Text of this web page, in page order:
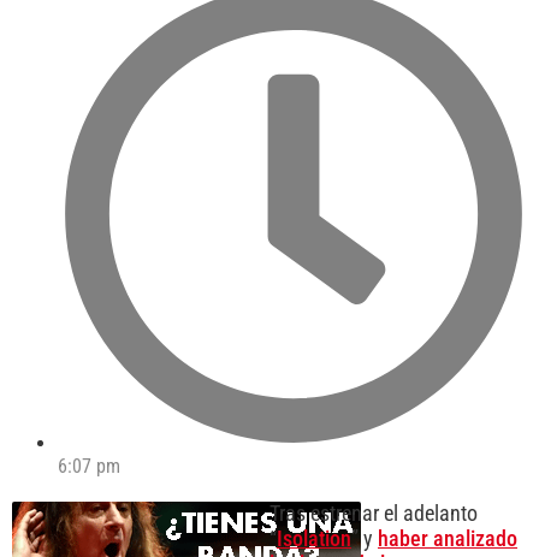
6:07 pm
Tras estrenar el adelanto
“Isolation” y haber analizado